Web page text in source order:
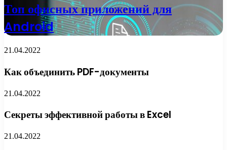
Топ офисных приложений для
Android
21.04.2022
Как объединить PDF-документы
21.04.2022
Секреты эффективной работы в Excel
21.04.2022